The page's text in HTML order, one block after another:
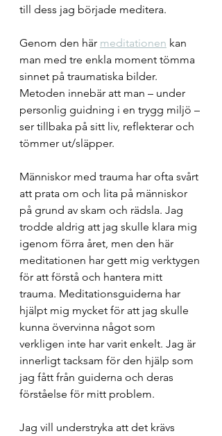
till dess jag började meditera.
Genom den här meditationen kan
man med tre enkla moment tömma
sinnet på traumatiska bilder.
Metoden innebär att man – under
personlig guidning i en trygg miljö –
ser tillbaka på sitt liv, reflekterar och
tömmer ut/släpper.
Människor med trauma har ofta svårt
att prata om och lita på människor
på grund av skam och rädsla. Jag
trodde aldrig att jag skulle klara mig
igenom förra året, men den här
meditationen har gett mig verktygen
för att förstå och hantera mitt
trauma. Meditationsguiderna har
hjälpt mig mycket för att jag skulle
kunna övervinna något som
verkligen inte har varit enkelt. Jag är
innerligt tacksam för den hjälp som
jag fått från guiderna och deras
förståelse för mitt problem.
Jag vill understryka att det krävs